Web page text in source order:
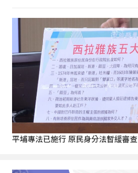
平埔專法已施行 原民身分法暫緩審查